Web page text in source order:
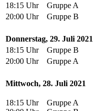
18:15 Uhr
Gruppe A
20:00 Uhr
Gruppe B
Donnerstag, 29. Juli 2021
18:15 Uhr
Gruppe B
20:00 Uhr
Gruppe A
Mittwoch, 28. Juli 2021
18:15 Uhr
Gruppe A